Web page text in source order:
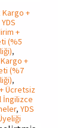
+
+
(%5
,
+
(%7
,
Ücretsiz
İngilizce
, YDS